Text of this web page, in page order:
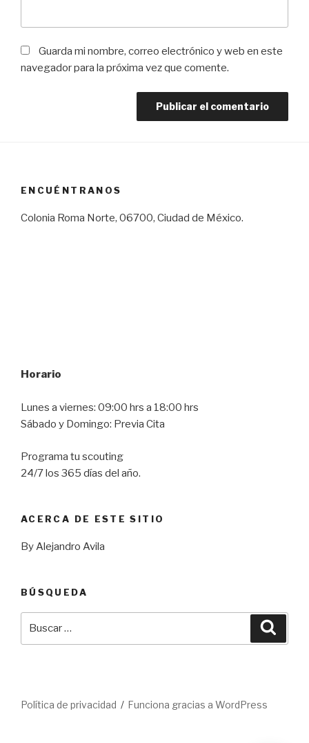
Guarda mi nombre, correo electrónico y web en este
navegador para la próxima vez que comente.
ENCUÉNTRANOS
Colonia Roma Norte, 06700, Ciudad de México.
Horario
Lunes a viernes: 09:00 hrs a 18:00 hrs
Sábado y Domingo: Previa Cita
Programa tu scouting
24/7 los 365 días del año.
ACERCA DE ESTE SITIO
By Alejandro Avila
BÚSQUEDA
Política de privacidad Funciona gracias a WordPress